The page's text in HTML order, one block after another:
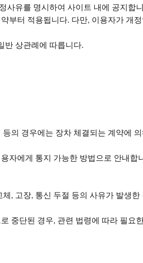
사유를 명시하여 사이트 내에 공지합
부터 적용됩니다. 다만, 이용자가 개
반 상관례에 따릅니다.
의 경우에는 장차 체결되는 계약에
자에게 통지 가능한 방법으로 안내합
체 , 고장, 통신 두절 등의 사유가 발생한
중단된 경우, 관련 법령에 따라 필요